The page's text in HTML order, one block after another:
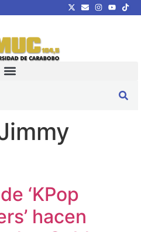
‘KPop
hacen